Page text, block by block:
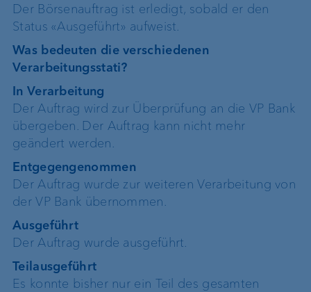
Der Börsenauftrag ist erledigt, sobald er den
Status «Ausgeführt» aufweist.
Was bedeuten die verschiedenen
Verarbeitungsstati?
In Verarbeitung
Der Auftrag wird zur Überprüfung an die VP Bank
übergeben. Der Auftrag kann nicht mehr
geändert werden.
Entgegengenommen
Der Auftrag wurde zur weiteren Verarbeitung von
der VP Bank übernommen.
Ausgeführt
Der Auftrag wurde ausgeführt.
Teilausgeführt
Es konnte bisher nur ein Teil des gesamten